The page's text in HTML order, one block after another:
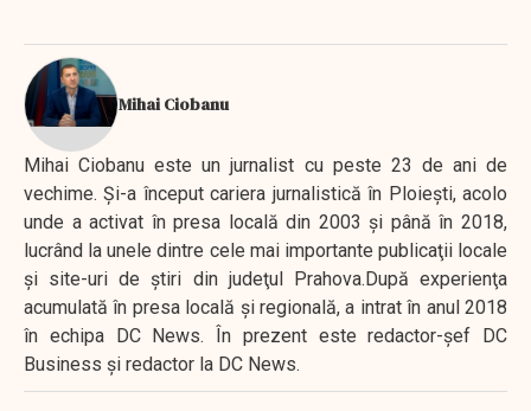
Mihai Ciobanu
Mihai Ciobanu este un jurnalist cu peste 23 de ani de
vechime. Şi-a început cariera jurnalistică în Ploieşti, acolo
unde a activat în presa locală din 2003 şi până în 2018,
lucrând la unele dintre cele mai importante publicaţii locale
şi site-uri de ştiri din judeţul Prahova.După experienţa
acumulată în presa locală şi regională, a intrat în anul 2018
în echipa DC News. În prezent este redactor-şef DC
Business şi redactor la DC News.